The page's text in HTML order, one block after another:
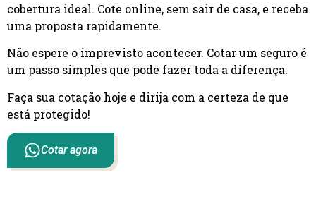
cobertura ideal. Cote online, sem sair de casa, e receba
uma proposta rapidamente.
Não espere o imprevisto acontecer. Cotar um seguro é
um passo simples que pode fazer toda a diferença.
Faça sua cotação hoje e dirija com a certeza de que
está protegido!
Cotar agora